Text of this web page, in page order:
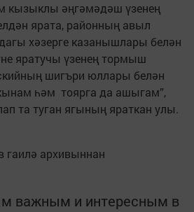
кызыклы әңгәмәдәш үзенең
ярата, районның авыл
хәзерге казанышлары белән
яратучы үзенең тормыш
шигъри юллары белән
һәм тоярга да ашыгам”,
та туган ягының яраткан улы.
гаилә архивыннан
важным и интересным в